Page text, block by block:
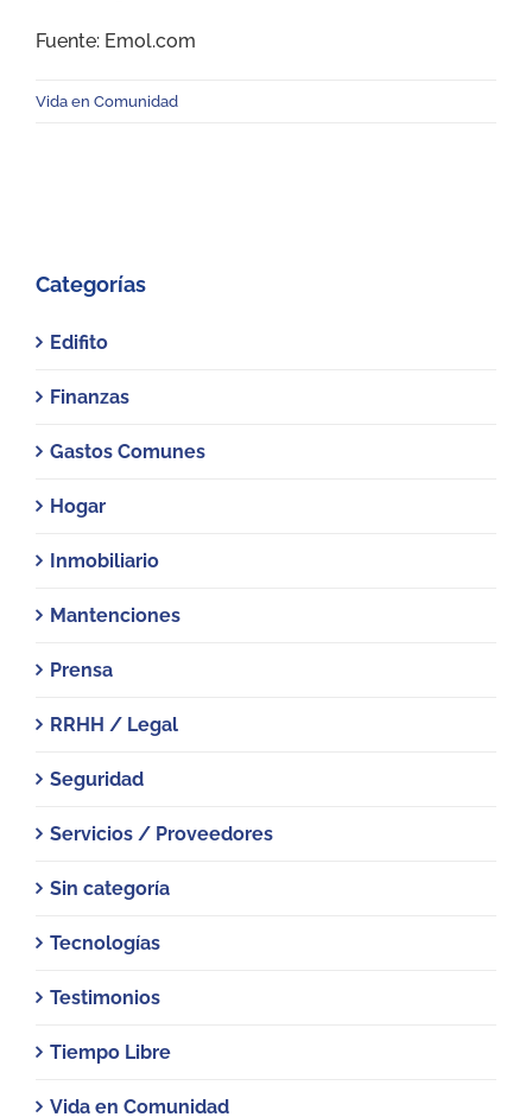
Fuente: Emol.com
Vida en Comunidad
Categorías
Edifito
Finanzas
Gastos Comunes
Hogar
Inmobiliario
Mantenciones
Prensa
RRHH / Legal
Seguridad
Servicios / Proveedores
Sin categoría
Tecnologías
Testimonios
Tiempo Libre
Vida en Comunidad